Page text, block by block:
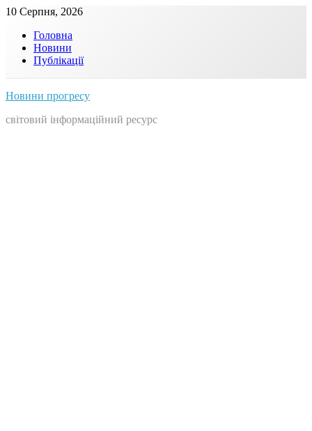
Skip
content
10 Серпня, 2026
Головна
Новини
Публікації
Новини прогресу
світовий інформаційний ресурс